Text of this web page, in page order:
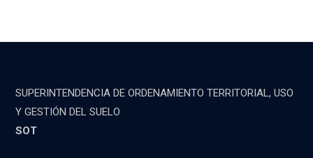
SUPERINTENDENCIA DE ORDENAMIENTO TERRITORIAL, USO
Y GESTIÓN DEL SUELO
SOT